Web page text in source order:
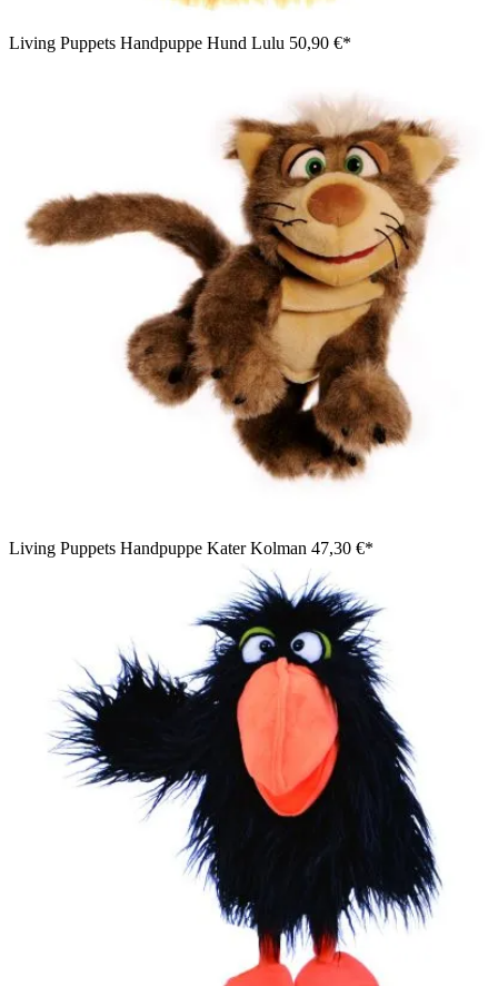
Living Puppets Handpuppe Hund Lulu 50,90 €*
Living Puppets Handpuppe Kater Kolman 47,30 €*